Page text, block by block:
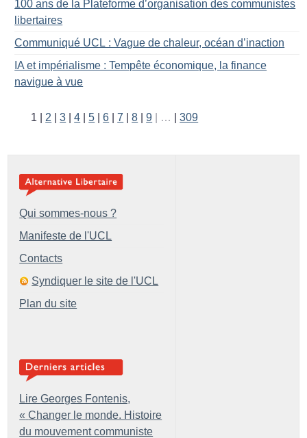
100 ans de la Plateforme d’organisation des communistes
libertaires
Communiqué UCL : Vague de chaleur, océan d’inaction
IA et impérialisme : Tempête économique, la finance
navigue à vue
1 2 3 4 5 6 7 8 9 … 309
Qui sommes-nous ?
Manifeste de l'UCL
Contacts
Syndiquer le site de l'UCL
Plan du site
Lire Georges Fontenis,
« Changer le monde. Histoire
du mouvement communiste